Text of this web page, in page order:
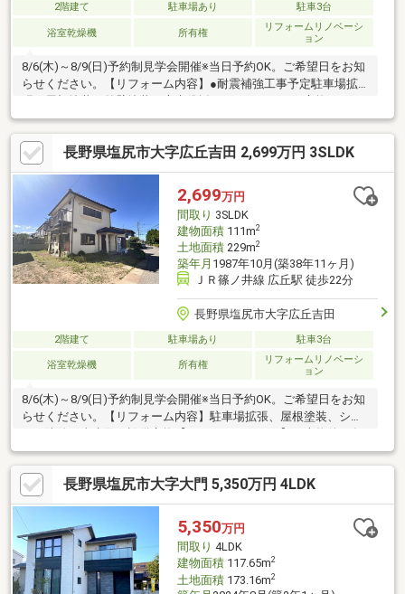
2階建て 駐車場あり 駐車3台
浴室乾燥機 所有権
リフォームリノベーシ
ョン
8/6(木)～8/9(日)予約制見学会開催※当日予約OK。ご希望日をお知
らせください。【リフォーム内容】●耐震補強工事予定駐車場拡
ットバス交換、トイレ交換、洗面化粧台交換間取変更、室内ドア
交換、床材上張り、シューズボックス交換、クロス張替え給湯器
交換、インターホン設置、火災警報器設置、照明器具交換【おす
すめポイント】・耐震適合証明書を取得すれば（要別途費用）、
条件により住宅ローン減税や不動産取得税減税の対象になりま
す。・雨漏り、構造上主要な部分の欠陥や・腐食、給排水管の故
障や漏水についてお引渡
長野県塩尻市大字広丘吉田 2,699万円 3SLDK
2,699万円
間取り 3SLDK
建物面積111m2
土地面積229m2
築年月 1987年10月(築38年11ヶ月)
ＪＲ篠ノ井線 広丘駅 徒歩22分
長野県塩尻市大字広丘吉田
2階建て 駐車場あり 駐車3台
浴室乾燥機 所有権
リフォームリノベーシ
ョン
8/6(木)～8/9(日)予約制見学会開催※当日予約OK。ご希望日をお知
らせください。【リフォーム内容】駐車場拡張、屋根塗装、シロ
アリ防除工事水回り設備交換【おすすめポイント】・本物件は条
件により住宅ローン減税が適用されます。・シロアリ防除工事施
工後5年間保証・お客様に合わせたローンの組み方や金融機関をご
提案。住宅ローンが初めての方でもお気軽にご相談ください
【【周辺施設】・塩尻市立広丘小学校800ｍ（徒歩10分）・デリ
シア吉田原店様300ｍ（徒歩4分/車1分）・セブンイレブン 塩尻吉
田原店様900ｍ（徒歩12分/車2分）
長野県塩尻市大字大門 5,350万円 4LDK
5,350万円
間取り 4LDK
建物面積117.65m2
土地面積173.16m2